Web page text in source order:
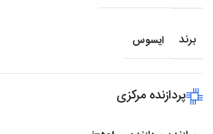
برند ایسوس
پردازنده مرکزی